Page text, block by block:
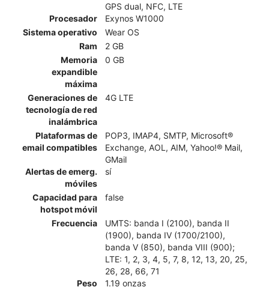
GPS dual, NFC, LTE
Procesador
Exynos W1000
Sistema operativo
Wear OS
Ram
2 GB
Memoria
expandible
máxima
0 GB
Generaciones de
tecnología de red
inalámbrica
4G LTE
Plataformas de
email compatibles
POP3, IMAP4, SMTP, Microsoft®
Exchange, AOL, AIM, Yahoo!® Mail,
GMail
Alertas de emerg.
móviles
sí
Capacidad para
hotspot móvil
false
Frecuencia
UMTS: banda I (2100), banda II
(1900), banda IV (1700/2100),
banda V (850), banda VIII (900);
LTE: 1, 2, 3, 4, 5, 7, 8, 12, 13, 20, 25,
26, 28, 66, 71
Peso
1.19 onzas